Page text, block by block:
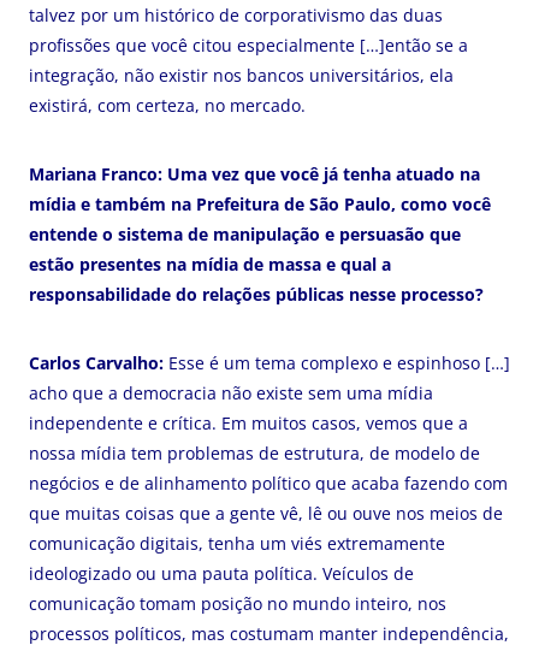
talvez por um histórico de corporativismo das duas
profissões que você citou especialmente […]então se a
integração, não existir nos bancos universitários, ela
existirá, com certeza, no mercado.
Mariana Franco: Uma vez que você já tenha atuado na
mídia e também na Prefeitura de São Paulo, como você
entende o sistema de manipulação e persuasão que
estão presentes na mídia de massa e qual a
responsabilidade do relações públicas nesse processo?
Carlos Carvalho: Esse é um tema complexo e espinhoso […]
acho que a democracia não existe sem uma mídia
independente e crítica. Em muitos casos, vemos que a
nossa mídia tem problemas de estrutura, de modelo de
negócios e de alinhamento político que acaba fazendo com
que muitas coisas que a gente vê, lê ou ouve nos meios de
comunicação digitais, tenha um viés extremamente
ideologizado ou uma pauta política. Veículos de
comunicação tomam posição no mundo inteiro, nos
processos políticos, mas costumam manter independência,